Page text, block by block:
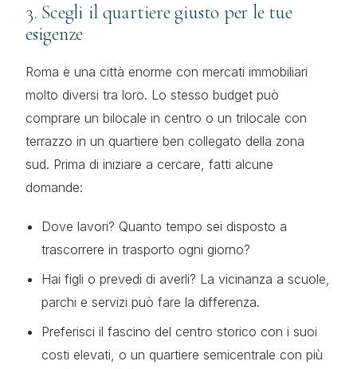
3. Scegli il quartiere giusto per le tue
esigenze
Roma è una città enorme con mercati immobiliari
molto diversi tra loro. Lo stesso budget può
comprare un bilocale in centro o un trilocale con
terrazzo in un quartiere ben collegato della zona
sud. Prima di iniziare a cercare, fatti alcune
domande:
Dove lavori? Quanto tempo sei disposto a
trascorrere in trasporto ogni giorno?
Hai figli o prevedi di averli? La vicinanza a scuole,
parchi e servizi può fare la differenza.
Preferisci il fascino del centro storico con i suoi
costi elevati, o un quartiere semicentrale con più